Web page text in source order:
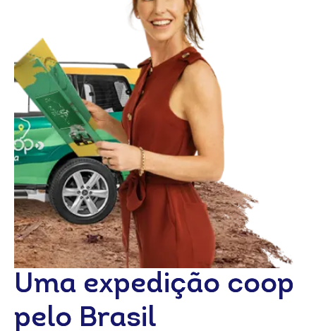
Uma expedição coop
pelo Brasil
Uma expedição coop
pelo Brasil